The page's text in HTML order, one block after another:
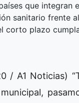
que integran
sanitario frente
corto plazo
/ A1 Noticias)